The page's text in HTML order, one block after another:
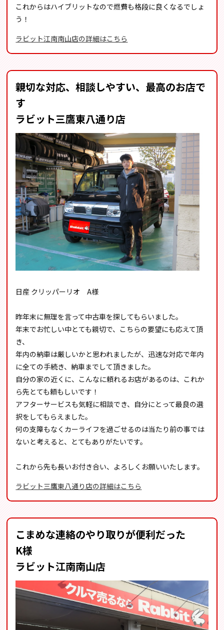
これからはハイブリットなので燃費も格段に良くなるでしょ
う！
ラビット江南南山店の詳細はこちら
親切な対応、相談しやすい、最高のお店で
す
ラビット三鷹東八通り店
日産 クリッパーリオ A様
昨年末に無理を言って中古車を探してもらいました。
年末でお忙しい中とても親切で、こちらの要望にも応えて頂
き、
年内の納車は厳しいかと思われましたが、迅速な対応で年内
に全ての手続き、納車までして頂きました。
自分の家の近くに、こんなに頼れるお店があるのは、これか
ら先とても頼もしいです！
アフターサービスも気軽に相談でき、自分にとって最良の選
択をしてもらえました。
何の支障もなくカーライフを過ごせるのは当たり前の事では
ないと考えると、とてもありがたいです。
これから先も長いお付き合い、よろしくお願いいたします。
ラビット三鷹東八通り店の詳細はこちら
こまめな連絡のやり取りが便利だった
K様
ラビット江南南山店